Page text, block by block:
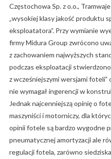
Częstochowa Sp. z o.o.,
„wysokiej klasy jakość produktu
eksploatatora”. Przy wymianie
firmy Midura Group zwrócono
z zachowaniem najwyższych
podczas eksploatacji stwierdzono
z wcześniejszymi wersjami
nie wymagał ingerencji w
Jednak najcenniejszą opinię o
maszyniści i motorniczy, dla
opinii fotele są bardzo wygodne
pneumatycznej amortyzacji ale
regulacji fotela, zarówno